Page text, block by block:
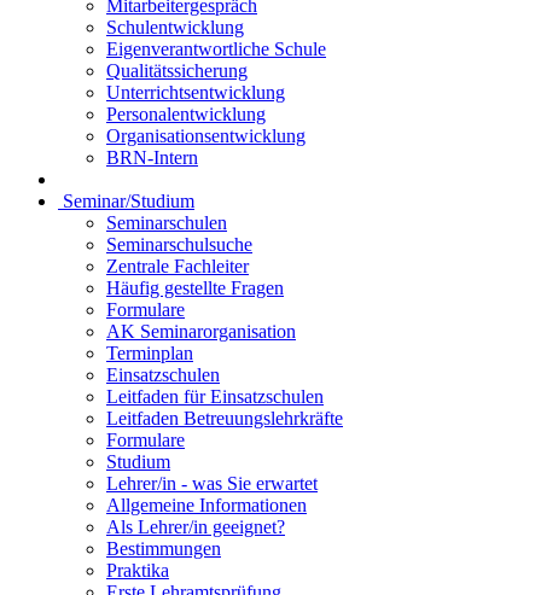
Mitarbeitergespräch
Schulentwicklung
Eigenverantwortliche Schule
Qualitätssicherung
Unterrichtsentwicklung
Personalentwicklung
Organisationsentwicklung
BRN-Intern
Seminar/Studium
Seminarschulen
Seminarschulsuche
Zentrale Fachleiter
Häufig gestellte Fragen
Formulare
AK Seminarorganisation
Terminplan
Einsatzschulen
Leitfaden für Einsatzschulen
Leitfaden Betreuungslehrkräfte
Formulare
Studium
Lehrer/in - was Sie erwartet
Allgemeine Informationen
Als Lehrer/in geeignet?
Bestimmungen
Praktika